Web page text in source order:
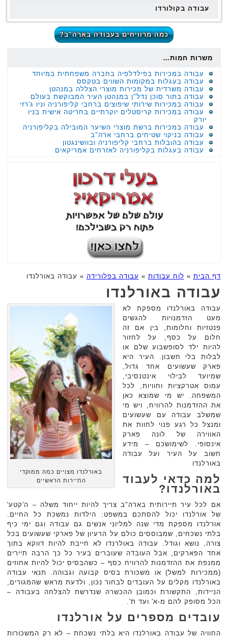
עבודה בקולורדו
כמה מרוויחים בעבודה בארה"ב?
משרות חמות…
עבודה במכירות בפילדלפיה בחברה משפחתית במיוחד
עבודה בעגלות במקומות השווים בטקסס
עבודה משרדית של מכירות מוצרי הצללה במנהטן
עבודה בתור סוכן נדל"ן במנהטן העיר המבוקשת בעולם
עבודה במכירות שירותי שיפוצים ברחבי קליפורניה וניו ג'רזי
עבודה במכירות קריסטלים יוקרתיים בחריטה אישית בניו
יורק
עבודה במכירות ברשת מוצרי השיער המובילה בקליפורניה
עבודה בניקוי שטיחים ברחבי ארה"ב
עבודה בהובלות ברחבי קליפורניה ובוושינגטון
עבודה בעגלות בקליפורניה לאזרחים אמריקאים
דף הבית » לוח עבודות » עבודה בפלורידה » עבודה באורלנדו
עבודה באורלנדו
באורלנדו מצויים כמה ממוקדי
התיירות הראשיים
עבודה באורלנדו מספקת לא
מעט הזדמנויות להגשים
פנטזיות וחלומות, בין אם זה
חלום על כסף, על לחזור
להיות ילד לסופשבוע שלם או
לבלות בלי חשבון. העיר היא
פארק שעשועים אחד גדול,
שמיועד לבילוי אינטנסיבי,
עמוס אטרקציות וחוויות, לכל
המשפחה. יש מי שמוצא כאן
את ההזדמנות להרוויח, ויש מי
שמשלב עבודה עם שעשועים
ומנצל כל רגע פנוי לחוות את
האווירה של לונה פארק
אינסופי. לשימושכם – מידע
חשוב על העיר ועל עבודה
באורלנדו
למה כדאי לעבוד
באורלנדו?
אם לכל עיר תיירותית בארה"ב צריך להיות ייחוד משלה – ה'קטע'
של אורלנדו יכול להסתכם במשפט: הילדות נמשכת כל החיים.
אורלנדו מספקת מדי שנה למליוני אנשים גם עבודה וגם ימי כיף
בלתי נשכחים, שמבוססים כולם על הרעיון של פארקי שעשועים בכל
צורה, נושא וגודל. עבודה באולרנדו לא חייבת להיות דווקא בתוך
אחד הפארקים, אבל העובדה שעוברים בעיר כל כך הרבה תיירים
ממנפת את ההזדמנות להרוויח כסף – כשהבסיס יכול להיות אחוזים
(ממכירות למשל) או משכורת בסיס קבועה וגבוהה. תנאי עבודה
באורלנדו מקלים על העובדים לבחור נכון, ולדעת מראש שהמגורים,
הניידות, התקשורת וכמובן ההכשרה שנדרשת להצלחה בעבודה –
הכל מסופק להם מ-א' ועד ת'.
עובדים מספרים על אורלנדו
החוויה של עבודה באורלנדו היא בלתי נשכחת – לא רק המשכורות